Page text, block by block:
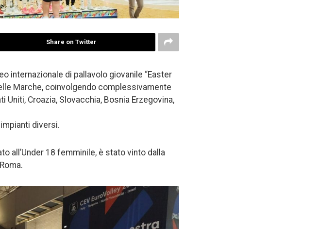
Share on Twitter
internazionale di pallavolo giovanile “Easter
Marche, coinvolgendo complessivamente
Croazia, Slovacchia, Bosnia Erzegovina,
diversi.
all’Under 18 femminile, è stato vinto dalla